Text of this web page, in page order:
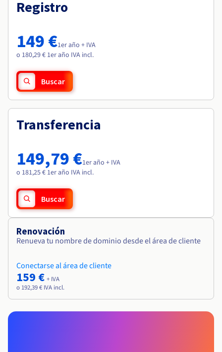
Precios
Roadmap & Changelog
Observabilidad
Roadmap y Changelog
Roadmap & Changelog
Roadmap & Changelog
Roadmap & Changelog
Registro
149 €1er año + IVA
o 180,29 € 1er año IVA incl.
Buscar
Transferencia
149,79 €1er año + IVA
o 181,25 € 1er año IVA incl.
Buscar
Renovación
Renueva tu nombre de dominio desde el área de cliente
Conectarse al área de cliente
159 € + IVA
o 192,39 € IVA incl.